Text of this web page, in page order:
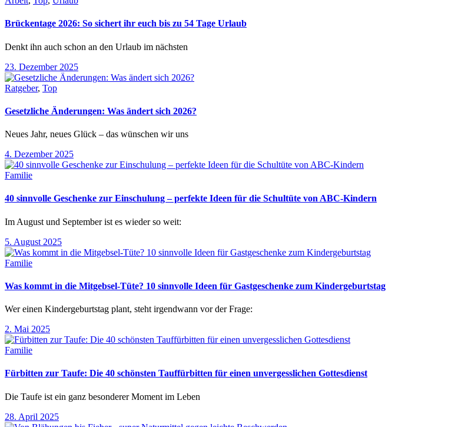
Brückentage 2026: So sichert ihr euch bis zu 54 Tage Urlaub
Denkt ihn auch schon an den Urlaub im nächsten
23. Dezember 2025
Ratgeber, Top
Gesetzliche Änderungen: Was ändert sich 2026?
Neues Jahr, neues Glück – das wünschen wir uns
4. Dezember 2025
Familie
40 sinnvolle Geschenke zur Einschulung – perfekte Ideen für die Schultüte von ABC-Kindern
Im August und September ist es wieder so weit:
5. August 2025
Familie
Was kommt in die Mitgebsel-Tüte? 10 sinnvolle Ideen für Gastgeschenke zum Kindergeburtstag
Wer einen Kindergeburtstag plant, steht irgendwann vor der Frage:
2. Mai 2025
Familie
Fürbitten zur Taufe: Die 40 schönsten Tauffürbitten für einen unvergesslichen Gottesdienst
Die Taufe ist ein ganz besonderer Moment im Leben
28. April 2025